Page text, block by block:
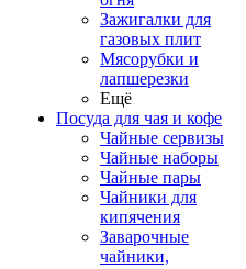
Зажигалки для
газовых плит
Мясорубки и
лапшерезки
Ещё
Посуда для чая и кофе
Чайные сервизы
Чайные наборы
Чайные пары
Чайники для
кипячения
Заварочные
чайники,